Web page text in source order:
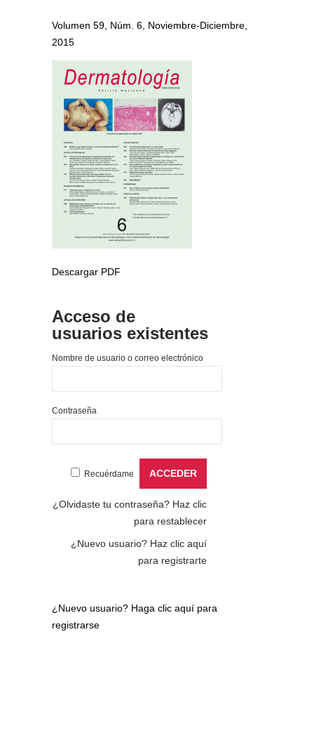
Volumen 59, Núm. 6, Noviembre-Diciembre,
2015
Descargar PDF
Acceso de
usuarios existentes
Nombre de usuario o correo electrónico
Contraseña
Recuérdame
¿Olvidaste tu contraseña? Haz clic
para restablecer
¿Nuevo usuario? Haz clic aquí
para registrarte
¿Nuevo usuario? Haga clic aquí para
registrarse